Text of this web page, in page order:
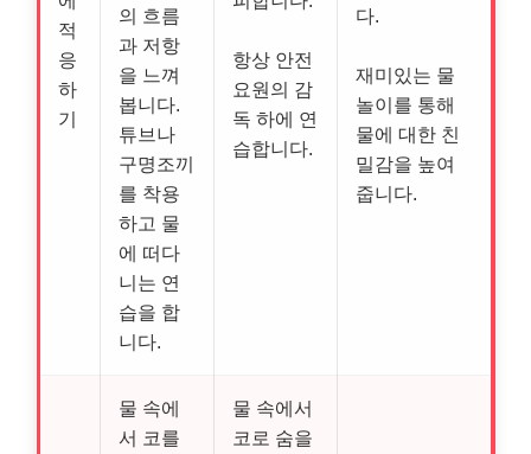
적
응
하
기
의 흐름
과 저항
을 느껴
봅니다.
튜브나
구명조끼
를 착용
하고 물
에 떠다
니는 연
습을 합
니다.
항상 안전
요원의 감
독 하에 연
습합니다.
다.
재미있는 물
놀이를 통해
물에 대한 친
밀감을 높여
줍니다.
물 속에
서 코를
물 속에서
코로 숨을